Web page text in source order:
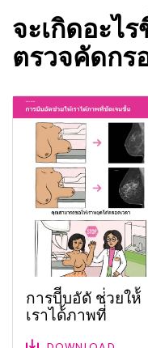
จะเกิดอะไ
ตรวจคัดก
การบีีบอัดั ช่่วยให้้
เราได้้ภาพที่่